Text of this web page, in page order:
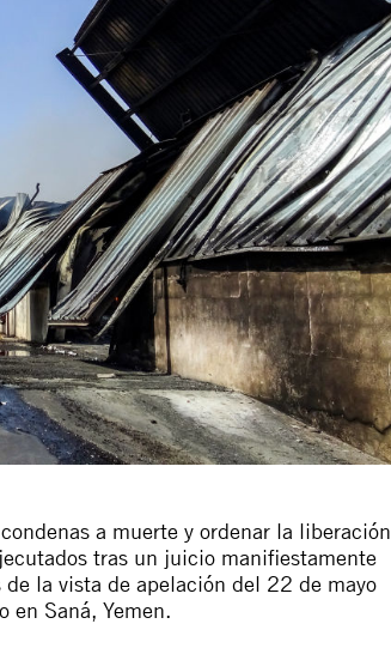
a muerte y ordenar la liberación
tras un juicio manifiestamente
la vista de apelación del 22 de mayo
en Saná, Yemen.